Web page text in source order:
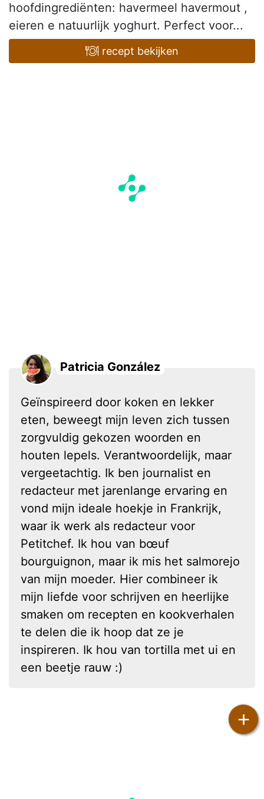
hoofdingrediënten: havermeel havermout ,
eieren e natuurlijk yoghurt. Perfect voor...
recept bekijken
Patricia González
Geïnspireerd door koken en lekker
eten, beweegt mijn leven zich tussen
zorgvuldig gekozen woorden en
houten lepels. Verantwoordelijk, maar
vergeetachtig. Ik ben journalist en
redacteur met jarenlange ervaring en
vond mijn ideale hoekje in Frankrijk,
waar ik werk als redacteur voor
Petitchef. Ik hou van bœuf
bourguignon, maar ik mis het salmorejo
van mijn moeder. Hier combineer ik
mijn liefde voor schrijven en heerlijke
smaken om recepten en kookverhalen
te delen die ik hoop dat ze je
inspireren. Ik hou van tortilla met ui en
een beetje rauw :)
+